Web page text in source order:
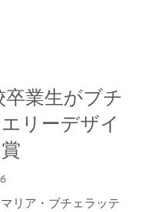
業生がブチ
リーデザイ
リア・ブチェラッテ